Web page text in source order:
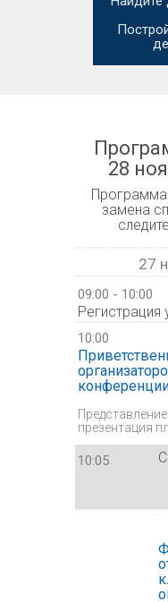
27
28
замена
09:00 - 10:00
10:00
презентация
Регистрация
10:05